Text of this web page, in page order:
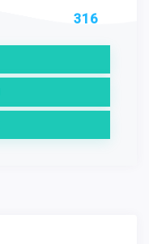
316